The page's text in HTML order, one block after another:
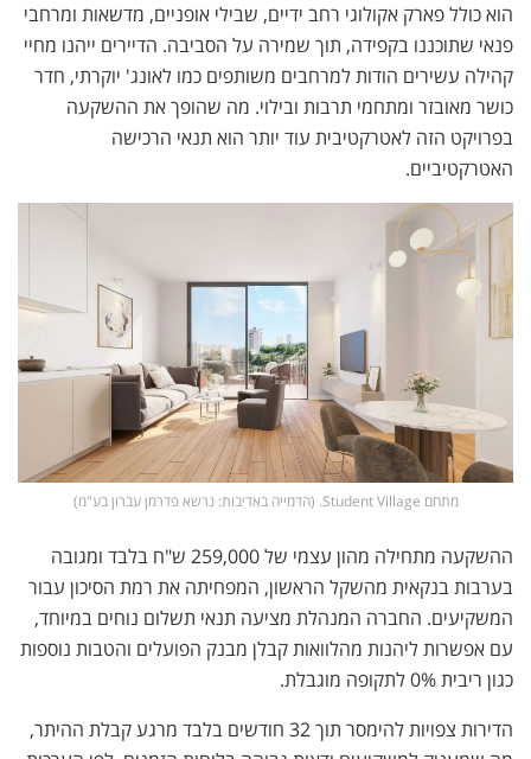
הוא כולל פארק אקולוגי רחב ידיים, שבילי אופניים, מדשאות ומרחבי
פנאי שתוכננו בקפידה, תוך שמירה על הסביבה. הדיירים ייהנו מחיי
קהילה עשירים הודות למרחבים משותפים כמו לאונג' יוקרתי, חדר
כושר מאובזר ומתחמי תרבות ובילוי. מה שהופך את ההשקעה
בפרויקט הזה לאטרקטיבית עוד יותר הוא תנאי הרכישה
האטרקטיביים.
מתחם Student Village. (הדמייה באדיבות: נרשא פדרמן עברון בע"מ)
ההשקעה מתחילה מהון עצמי של 259,000 ש"ח בלבד ומגובה
בערבות בנקאית מהשקל הראשון, המפחיתה את רמת הסיכון עבור
המשקיעים. החברה המנהלת מציעה תנאי תשלום נוחים במיוחד,
עם אפשרות ליהנות מהלוואות קבלן מבנק הפועלים והטבות נוספות
כגון ריבית 0% לתקופה מוגבלת.
הדירות צפויות להימסר תוך 32 חודשים בלבד מרגע קבלת ההיתר,